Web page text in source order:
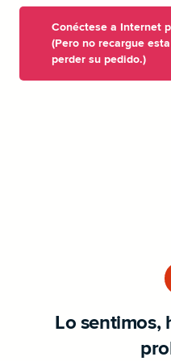
Conéctese a Internet
(Pero no recargue
perder su pedido.)
Lo sentimos,